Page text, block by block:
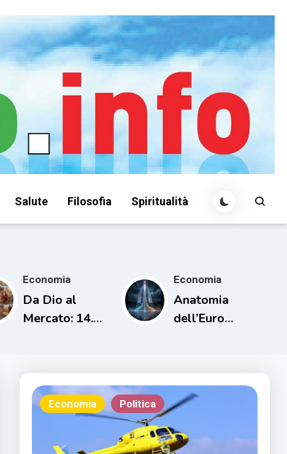
Salute Filosofia Spiritualità
Economia
Da Dio al
Mercato: 14.
debiti una sola
volta
Economia
Anatomia
dell’Euro
Economia Politica